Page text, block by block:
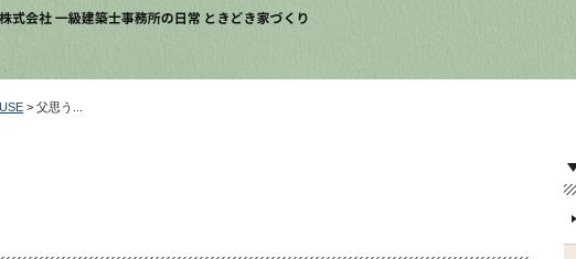
> 父思う...